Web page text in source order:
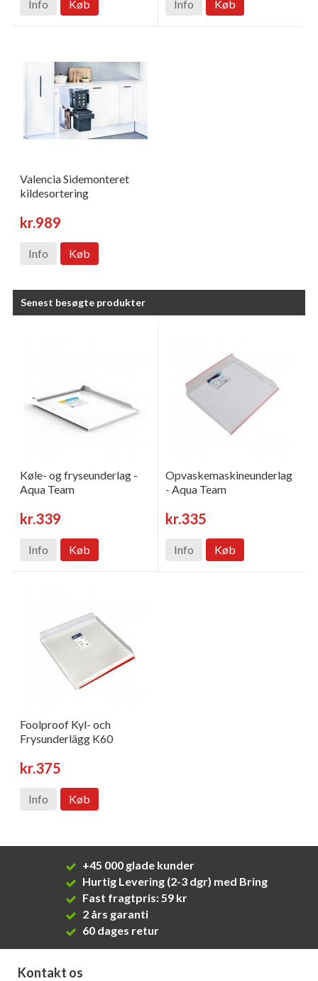
Info Køb Info Køb
Valencia Sidemonteret
kildesortering
kr.989
Info Køb
Senest besøgte produkter
Køle- og fryseunderlag -
Aqua Team
kr.339
Info Køb
Opvaskemaskineunderlag
- Aqua Team
kr.335
Info Køb
Foolproof Kyl- och
Frysunderlägg K60
kr.375
Info Køb
+45 000 glade kunder
Hurtig Levering (2-3 dgr) med Bring
Fast fragtpris: 59 kr
2 års garanti
60 dages retur
Kontakt os